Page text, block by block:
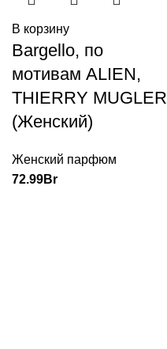
В корзину
Bargello, по
мотивам ALIEN,
THIERRY MUGLER
(Женский)
Женский парфюм
72.99Br